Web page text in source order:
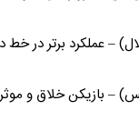
– عملکرد برتر در خط
– بازیکن خلاق و موثر